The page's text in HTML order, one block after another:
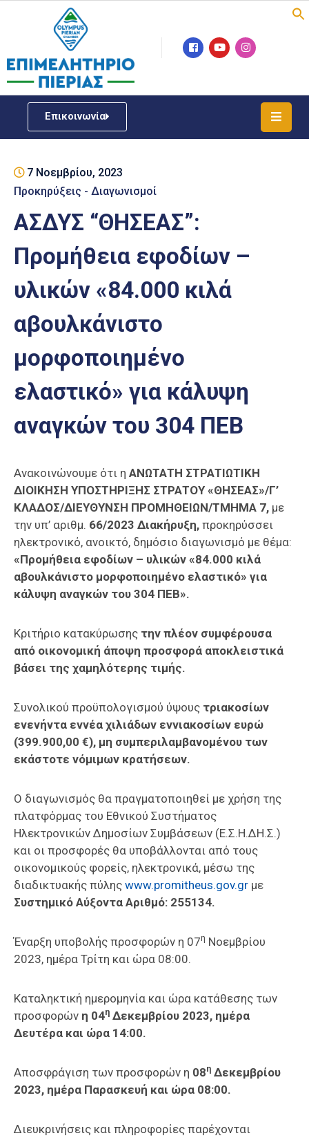
Επικοινωνία
Επιμελητήριο
Νέα
ΓΕΜΗ
Υποστήριξη
Έκθεση
Παραδοσιακών
Επαγγελμάτων
ΕΒΕΠ-
7 Νοεμβρίου, 2023
Προκηρύξεις - Διαγωνισμοί
ΑΣΔΥΣ “ΘΗΣΕΑΣ”:
Προμήθεια εφοδίων –
υλικών «84.000 κιλά
αβουλκάνιστο
μορφοποιημένο
ελαστικό» για κάλυψη
αναγκών του 304 ΠΕΒ
Ανακοινώνουμε ότι η ΑΝΩΤΑΤΗ ΣΤΡΑΤΙΩΤΙΚΗ
ΔΙΟΙΚΗΣΗ ΥΠΟΣΤΗΡΙΞΗΣ ΣΤΡΑΤΟΥ «ΘΗΣΕΑΣ»/Γ’
ΚΛΑΔΟΣ/ΔΙΕΥΘΥΝΣΗ ΠΡΟΜΗΘΕΙΩΝ/ΤΜΗΜΑ 7, με
την υπ’ αριθμ. 66/2023 Διακήρυξη, προκηρύσσει
ηλεκτρονικό, ανοικτό, δημόσιο διαγωνισμό με θέμα:
«Προμήθεια εφοδίων – υλικών «84.000 κιλά
αβουλκάνιστο μορφοποιημένο ελαστικό» για
κάλυψη αναγκών του 304 ΠΕΒ».
Κριτήριο κατακύρωσης την πλέον συμφέρουσα
από οικονομική άποψη προσφορά αποκλειστικά
βάσει της χαμηλότερης τιμής.
Συνολικού προϋπολογισμού ύψους τριακοσίων
ενενήντα εννέα χιλιάδων εννιακοσίων ευρώ
(399.900,00 €), μη συμπεριλαμβανομένου των
εκάστοτε νόμιμων κρατήσεων.
Ο διαγωνισμός θα πραγματοποιηθεί με χρήση της
πλατφόρμας του Εθνικού Συστήματος
Ηλεκτρονικών Δημοσίων Συμβάσεων (Ε.Σ.Η.ΔΗ.Σ.)
και οι προσφορές θα υποβάλλονται από τους
οικονομικούς φορείς, ηλεκτρονικά, μέσω της
διαδικτυακής πύλης www.promitheus.gov.gr με
Συστημικό Αύξοντα Αριθμό: 255134.
Έναρξη υποβολής προσφορών η 07η Νοεμβρίου
2023, ημέρα Τρίτη και ώρα 08:00.
Καταληκτική ημερομηνία και ώρα κατάθεσης των
προσφορών η 04η Δεκεμβρίου 2023, ημέρα
Δευτέρα και ώρα 14:00.
Αποσφράγιση των προσφορών η 08η Δεκεμβρίου
2023, ημέρα Παρασκευή και ώρα 08:00.
Διευκρινήσεις και πληροφορίες παρέχονται